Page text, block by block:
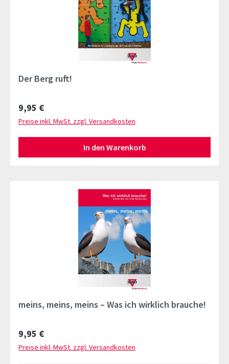
Der Berg ruft!
Regulärer Preis:
9,95 €
Preise inkl. MwSt. zzgl. Versandkosten
In den Warenkorb
meins, meins, meins – Was ich wirklich brauche!
Regulärer Preis:
9,95 €
Preise inkl. MwSt. zzgl. Versandkosten